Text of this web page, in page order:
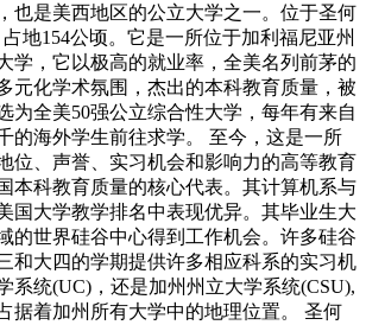
也是美西地区的公立大学之一。位于圣何
占地154公顷。它是一所位于加利福尼亚州
学，它以极高的就业率，全美名列前茅的
元化学术氛围，杰出的本科教育质量，被
为全美50强公立综合性大学，每年有来自
的海外学生前往求学。 至今，这是一所
位、声誉、实习机会和影响力的高等教育
本科教育质量的核心代表。其计算机系与
国大学教学排名中表现优异。其毕业生大
的世界硅谷中心得到工作机会。许多硅谷
和大四的学期提供许多相应科系的实习机
系统(UC)，还是加州州立大学系统(CSU),
据着加州所有大学中的地理位置。 圣何